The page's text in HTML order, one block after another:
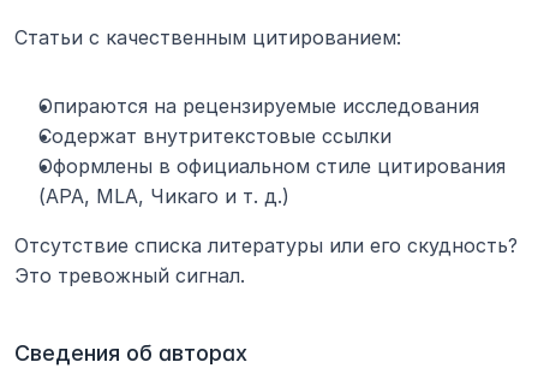
Статьи с качественным цитированием:
Опираются на рецензируемые исследования
Содержат внутритекстовые ссылки
Оформлены в официальном стиле цитирования
(APA, MLA, Чикаго и т. д.)
Отсутствие списка литературы или его скудность?
Это тревожный сигнал.
Сведения об авторах